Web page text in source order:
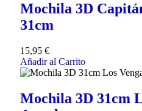
Mochila 3D
31cm
15,95 €
Añadir al Carrito
Mochila 3D 31cm